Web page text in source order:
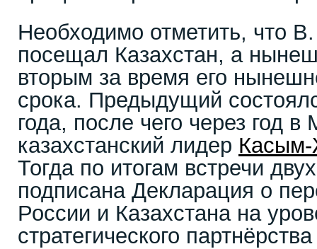
Необходимо отметить, что
посещал Казахстан, а
вторым за время его
срока. Предыдущий
года, после чего через год
казахстанский лидер Касым-
Тогда по итогам встречи
подписана Декларация о
России и Казахстана на
стратегического